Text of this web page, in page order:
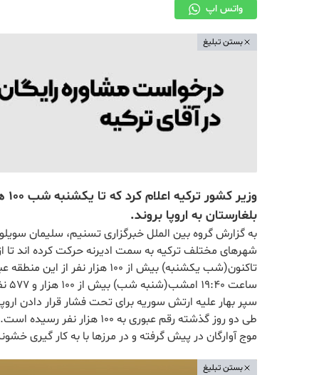
واتس اپ
بستن تبلیغ
بلغارستان به اروپا بروند.
به گزارش گروه بین الملل خبرگزاری تسنیم، سلیمان سویلو
شهرهای مختلف ترکیه به سمت ادیرنه حرکت کرده اند تا
تاکنون(شب یکشنبه) بیش از 100
سپر بهار علیه ارتش سوریه برای تحت فشار قرار دادن
طی دو روز گذشته رقم عبوری
موج آوارگان در پیش گرفته و در مرزها با به کار گیری
بستن تبلیغ